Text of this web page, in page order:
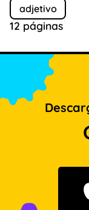
adjetivo
12 páginas